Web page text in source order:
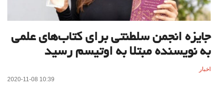
جایزه انجمن سلطنتی برای کتاب‌های علمی
به نویسنده مبتلا به اوتیسم رسید
اخبار
2020-11-08 10:39